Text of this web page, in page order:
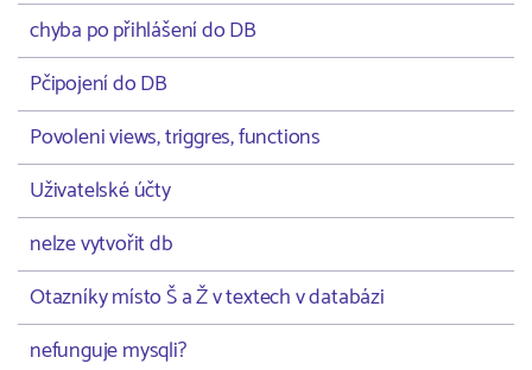
chyba po přihlášení do DB
Pčipojení do DB
Povoleni views, triggres, functions
Uživatelské účty
nelze vytvořit db
Otazníky místo Š a Ž v textech v databázi
nefunguje mysqli?